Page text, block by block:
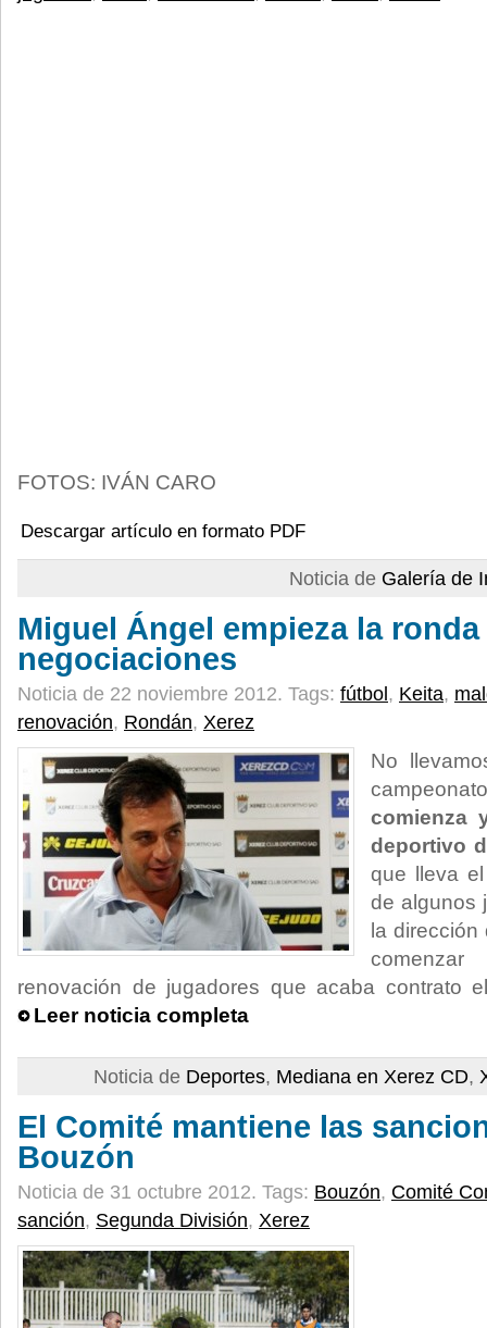
FOTOS: IVÁN CARO
Descargar artículo en formato PDF
Noticia de Galería de
Miguel Ángel empieza la ronda
negociaciones
Noticia de 22 noviembre 2012. Tags: fútbol , Keita,
renovación, Rondán, Xerez
No
comienza
deportivo
que lleva
de algunos
la
renovación de jugadores que acaba contrato
Leer noticia completa
Noticia de Deportes, Mediana en Xerez CD,
El Comité mantiene las
Bouzón
Noticia de 31 octubre 2012. Tags: Bouzón, Comité
sanción, Segunda División, Xerez